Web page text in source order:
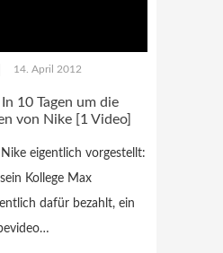
14. April 2012
10 Tagen um die
von Nike [1 Video]
eigentlich vorgestellt:
Kollege Max
dafür bezahlt, ein